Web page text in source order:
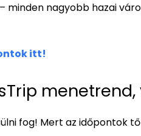
minden nagyobb hazai
itt!
fog! Mert az időpontok